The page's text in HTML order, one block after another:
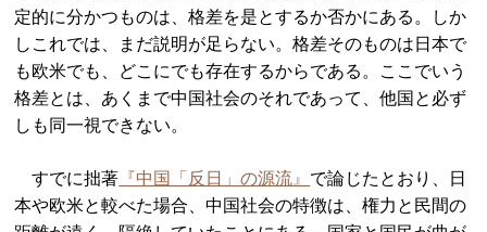
定的に分かつものは、格差を是とするか否かにある。しか
しこれでは、まだ説明が足らない。格差そのものは日本で
も欧米でも、どこにでも存在するからである。ここでいう
格差とは、あくまで中国社会のそれであって、他国と必ず
しも同一視できない。
すでに拙著 『中国「反日」の源流』 で論じたとおり、日
本や欧米と較べた場合、中国社会の特徴は、権力と民間の